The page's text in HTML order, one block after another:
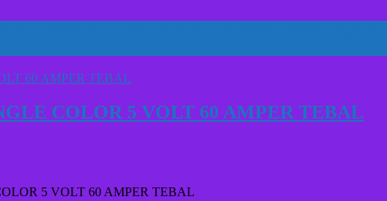
COLOR 5 VOLT 60 AMPER TEBAL
5 VOLT 60 AMPER TEBAL